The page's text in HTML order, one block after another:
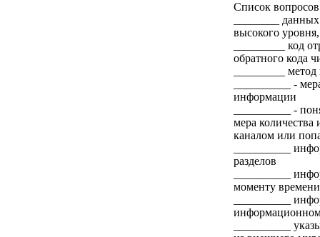
Список вопросов
________
высокого
_________ код
обратного кода
_________
__________ -
информации
__________ -
мера
каналом или
__________
разделов
__________
моменту времени
__________
информационном
__________